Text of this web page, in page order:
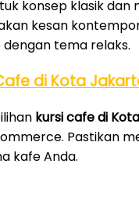
konsep klasik dan
kesan
tema relaks.
di Kota
kursi cafe di
Pastikan
kafe Anda.